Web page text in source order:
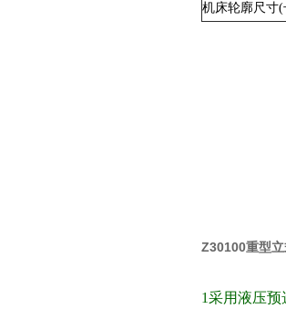
机床轮廓尺寸
Z30100重型
1采用液压